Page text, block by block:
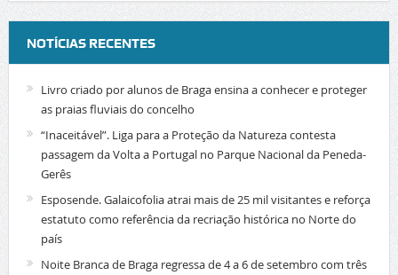
NOTÍCIAS RECENTES
Livro criado por alunos de Braga ensina a conhecer e proteger
as praias fluviais do concelho
“Inaceitável”. Liga para a Proteção da Natureza contesta
passagem da Volta a Portugal no Parque Nacional da Peneda-
Gerês
Esposende. Galaicofolia atrai mais de 25 mil visitantes e reforça
estatuto como referência da recriação histórica no Norte do
país
Noite Branca de Braga regressa de 4 a 6 de setembro com três